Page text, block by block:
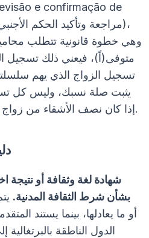
وهي خطوة قانونية تتطلب
متوفى(اً)، فيعني ذلك تسجيل
تسجيل الزواج الذي يهم
يثبت صلة نسبك، وليس كل
إذا كان نصف الأشقاء من زواج آخر يطالبون أيضاً بالجنسية.
شهادة لغة وثقافة أو نتيجة
بشأن شرط الثقافة المدنية.
الدول الناطقة